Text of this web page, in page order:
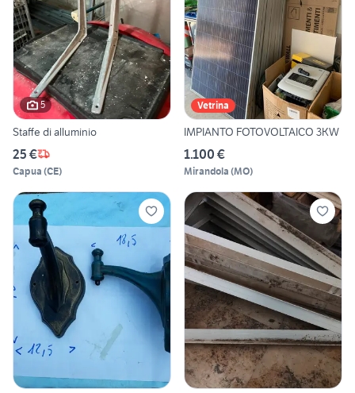
5
Staffe di alluminio
25 €
Capua (CE)
Vetrina
IMPIANTO FOTOVOLTAICO 3KW
1.100 €
Mirandola (MO)